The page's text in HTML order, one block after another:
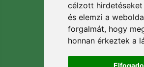
célzott hirdetéseket
és elemzi a
forgalmát, hogy
honnan érkeztek a